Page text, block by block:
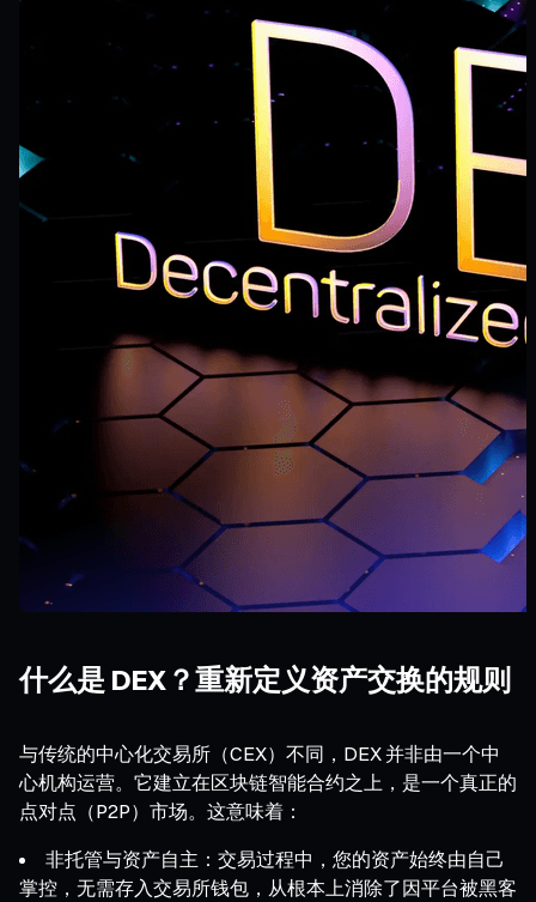
什么是 DEX？重新定义资产交换的规则
与传统的中心化交易所（CEX）不同，DEX 并非由一个中
心机构运营。它建立在区块链智能合约之上，是一个真正的
点对点（P2P）市场。这意味着：
非托管与资产自主：交易过程中，您的资产始终由自己
掌控，无需存入交易所钱包，从根本上消除了因平台被黑客